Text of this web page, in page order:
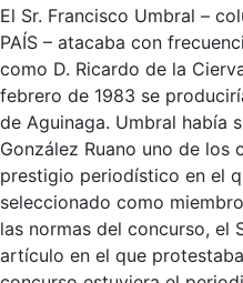
El Sr. Francisco Umbral –
PAÍS – atacaba con
como D. Ricardo de la
febrero de 1983 se
de Aguinaga. Umbral había
González Ruano uno de los
prestigio periodístico en el
seleccionado como
las normas del concurso, el
artículo en el que